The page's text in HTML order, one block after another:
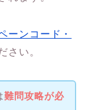
ーンコード・
さい。
難問攻略が必